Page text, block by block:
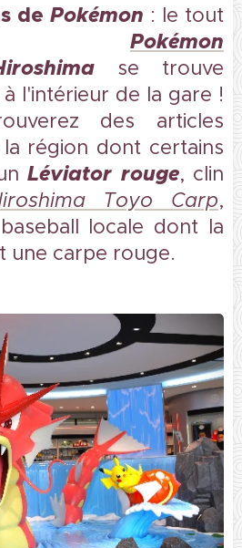
de Pokémon : le tout
Pokémon
se trouve
l'intérieur de la gare !
des articles
région dont certains
Léviator rouge, clin
Toyo Carp,
locale dont la
une carpe rouge.